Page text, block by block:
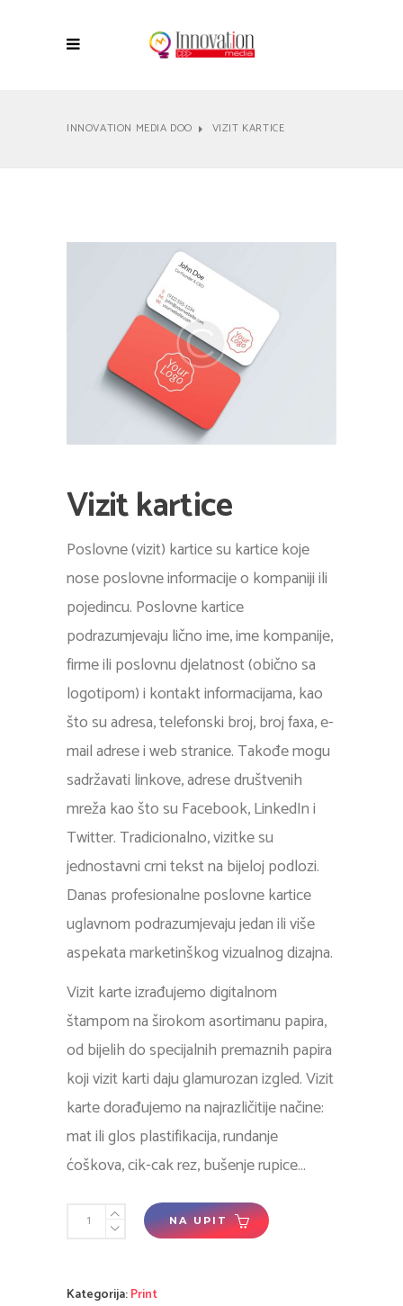
INNOVATION MEDIA DOO VIZIT KARTICE
Vizit kartice
Poslovne (vizit) kartice su kartice koje
nose poslovne informacije o kompaniji ili
pojedincu. Poslovne kartice
podrazumjevaju lično ime, ime kompanije,
firme ili poslovnu djelatnost (obično sa
logotipom) i kontakt informacijama, kao
što su adresa, telefonski broj, broj faxa, e-
mail adrese i web stranice. Takođe mogu
sadržavati linkove, adrese društvenih
mreža kao što su Facebook, LinkedIn i
Twitter. Tradicionalno, vizitke su
jednostavni crni tekst na bijeloj podlozi.
Danas profesionalne poslovne kartice
uglavnom podrazumjevaju ​​jedan ili više
aspekata marketinškog vizualnog dizajna.
Vizit karte izrađujemo digitalnom
štampom na širokom asortimanu papira,
od bijelih do specijalnih premaznih papira
koji vizit karti daju glamurozan izgled. Vizit
karte dorađujemo na najrazličitije načine:
mat ili glos plastifikacija, rundanje
ćoškova, cik-cak rez, bušenje rupice…
Vizit
NA UPIT
Kategorija:Print